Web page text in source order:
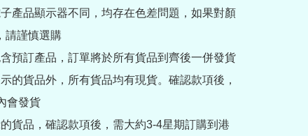
產品顯示器不同，均存在色差問題，如果對顏
請謹慎選購
預訂產品，訂單將於所有貨品到齊後一併發貨
的貨品外，所有貨品均有現貨。確認款項後，
會發貨
貨品，確認款項後，需大約3-4星期訂購到港